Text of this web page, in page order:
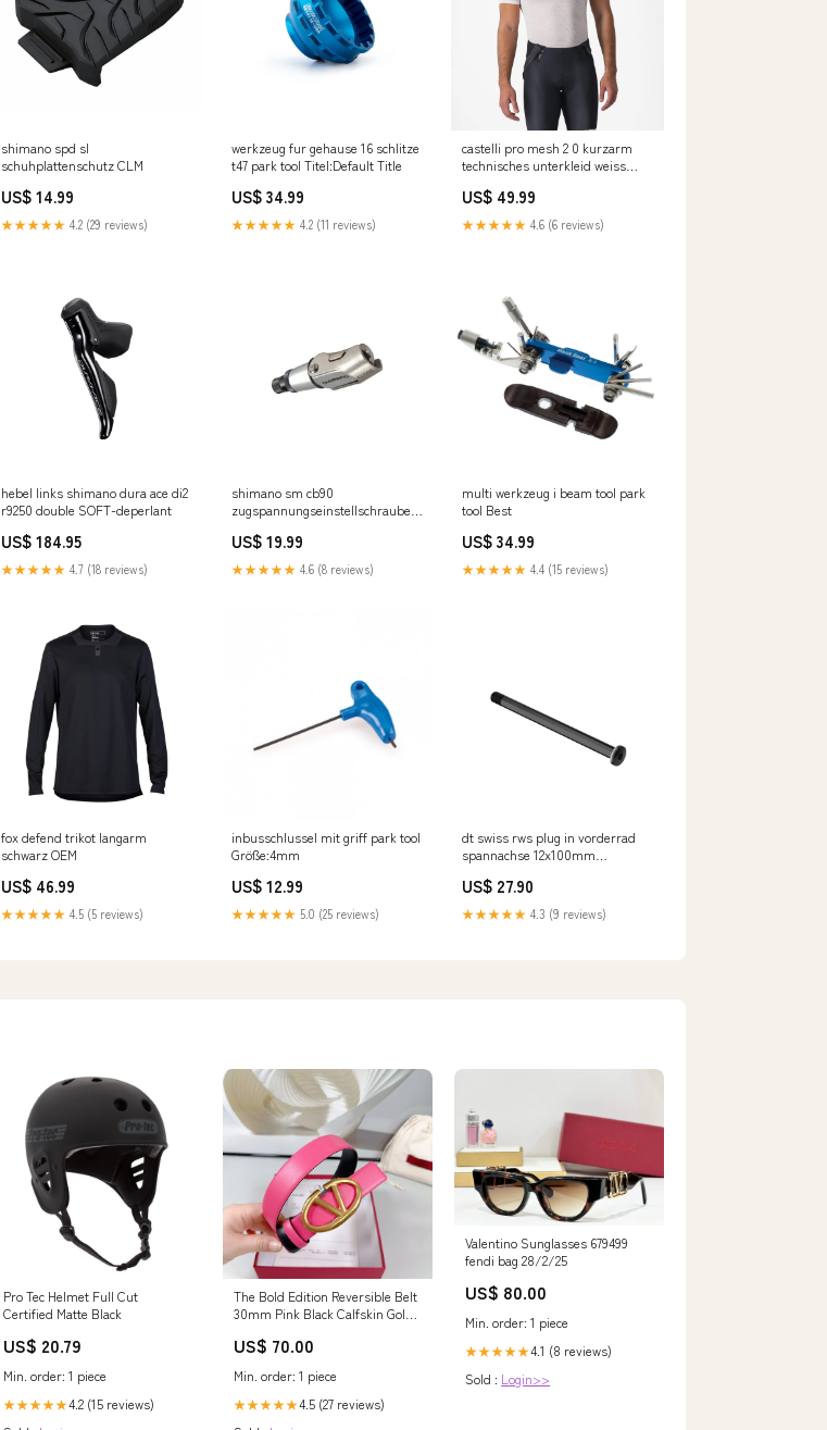
shimano spd sl
schuhplattenschutz CLM
US$ 14.99
★★★★★ 4.2 (29 reviews)
werkzeug fur gehause 16 schlitze
t47 park tool Titel:Default Title
US$ 34.99
★★★★★ 4.2 (11 reviews)
castelli pro mesh 2 0 kurzarm
technisches unterkleid weiss
US$ 49.99
★★★★★ 4.6 (6 reviews)
hebel links shimano dura ace di2
r9250 double SOFT-deperlant
US$ 184.95
★★★★★ 4.7 (18 reviews)
shimano sm cb90
zugspannungseinstellschraube
SOFT-deperlant
US$ 19.99
★★★★★ 4.6 (8 reviews)
multi werkzeug i beam tool park
tool Best
US$ 34.99
★★★★★ 4.4 (15 reviews)
fox defend trikot langarm
schwarz OEM
US$ 46.99
★★★★★ 4.5 (5 reviews)
inbusschlussel mit griff park tool
Größe:4mm
US$ 12.99
★★★★★ 5.0 (25 reviews)
dt swiss rws plug in vorderrad
spannachse 12x100mm
US$ 27.90
★★★★★ 4.3 (9 reviews)
Pro Tec Helmet Full Cut
Certified Matte Black
US$ 20.79
Min. order: 1 piece
★★★★★4.2 (15 reviews)
The Bold Edition Reversible Belt
30mm Pink Black Calfskin Gold
US$ 70.00
Min. order: 1 piece
★★★★★4.5 (27 reviews)
Valentino Sunglasses 679499
fendi bag 28/2/25
US$ 80.00
Min. order: 1 piece
★★★★★4.1 (8 reviews)
Sold : Login>>